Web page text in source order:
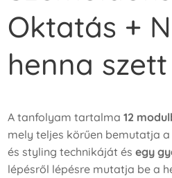
Oktatás +
henna szett
A tanfolyam tartalma 12
mely teljes körűen bemutatja
és styling technikáját és egy
lépésről lépésre mutatja be a